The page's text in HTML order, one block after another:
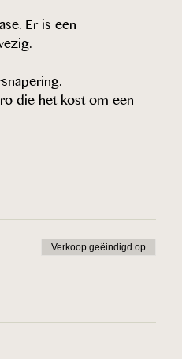
Er is een
die het kost om een
Verkoop geëindigd op